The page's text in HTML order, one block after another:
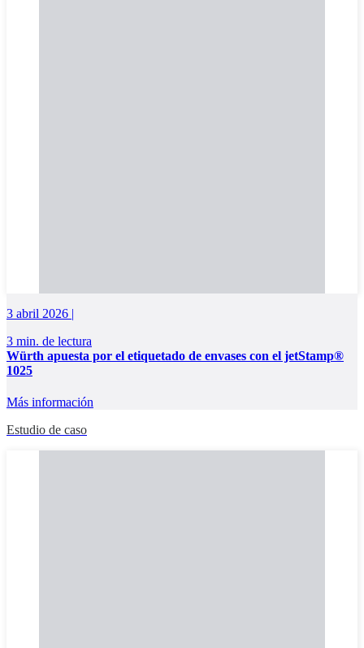
3 abril 2026 |
3 min. de lectura
Würth apuesta por el etiquetado de envases con el jetStamp®
1025
Más información
Estudio de caso